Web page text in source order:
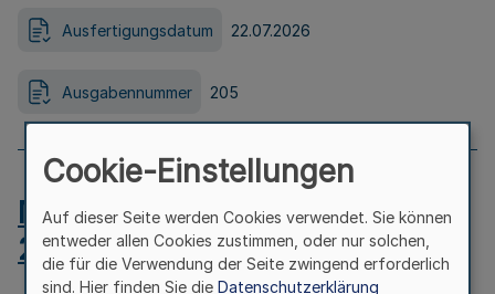
Ausfertigungsdatum 22.07.2026
Ausgabennummer 205
MB.NRW 2026 Nr. 204 vom
24.07.2026
Cookie-Einstellungen
Auf dieser Seite werden Cookies verwendet. Sie können
entweder allen Cookies zustimmen, oder nur solchen,
die für die Verwendung der Seite zwingend erforderlich
sind. Hier finden Sie die Datenschutzerklärung